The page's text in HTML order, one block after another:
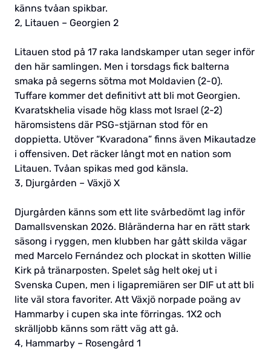
känns tvåan spikbar.
2, Litauen – Georgien 2
Litauen stod på 17 raka landskamper utan seger inför
den här samlingen. Men i torsdags fick balterna
smaka på segerns sötma mot Moldavien (2-0).
Tuffare kommer det definitivt att bli mot Georgien.
Kvaratskhelia visade hög klass mot Israel (2-2)
häromsistens där PSG-stjärnan stod för en
doppietta. Utöver “Kvaradona” finns även Mikautadze
i offensiven. Det räcker långt mot en nation som
Litauen. Tvåan spikas med god känsla.
3, Djurgården – Växjö X
Djurgården känns som ett lite svårbedömt lag inför
Damallsvenskan 2026. Blåränderna har en rätt stark
säsong i ryggen, men klubben har gått skilda vägar
med Marcelo Fernández och plockat in skotten Willie
Kirk på tränarposten. Spelet såg helt okej ut i
Svenska Cupen, men i ligapremiären ser DIF ut att bli
lite väl stora favoriter. Att Växjö norpade poäng av
Hammarby i cupen ska inte förringas. 1X2 och
skrälljobb känns som rätt väg att gå.
4, Hammarby – Rosengård 1